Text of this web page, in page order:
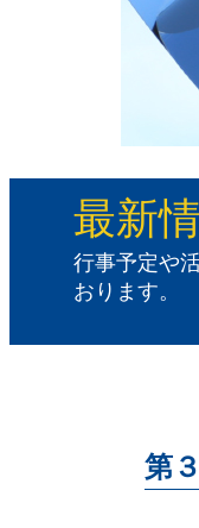
最新
行事予定や
おります。
第